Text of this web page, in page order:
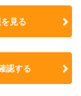
見る
認する